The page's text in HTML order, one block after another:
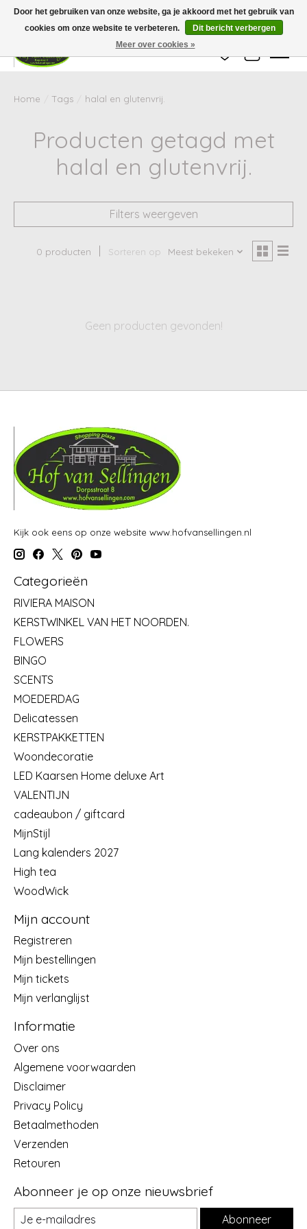
Wij zijn gesloten van 24 december tot en met 25 januari. Houd er rekening mee
dat de levertijd van uw bestelling in deze periode langer kan zijn dan
gebruikelijk.
Verlanglijst
Home Tags halal en glutenvrij.
Producten getagd met
halal en glutenvrij.
Filters weergeven
0 producten Sorteren op Meest bekeken
Geen producten gevonden!
Kijk ook eens op onze website www.hofvansellingen.nl
Categorieën
RIVIERA MAISON
KERSTWINKEL VAN HET NOORDEN.
FLOWERS
BINGO
SCENTS
MOEDERDAG
Delicatessen
KERSTPAKKETTEN
Woondecoratie
LED Kaarsen Home deluxe Art
VALENTIJN
cadeaubon / giftcard
MijnStijl
Lang kalenders 2027
High tea
WoodWick
Mijn account
Registreren
Mijn bestellingen
Mijn tickets
Mijn verlanglijst
Informatie
Over ons
Algemene voorwaarden
Disclaimer
Privacy Policy
Betaalmethoden
Verzenden
Retouren
Abonneer je op onze nieuwsbrief
Abonneer
Door het gebruiken van onze website, ga je akkoord met het gebruik van
cookies om onze website te verbeteren.
Dit bericht verbergen
Meer over cookies »